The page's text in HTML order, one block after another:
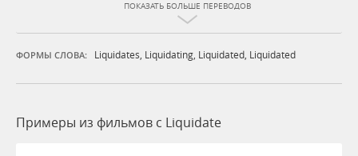
ПОКАЗАТЬ БОЛЬШЕ ПЕРЕВОДОВ
ФОРМЫ СЛОВА: Liquidates, Liquidating, Liquidated, Liquidated
Примеры из фильмов c Liquidate